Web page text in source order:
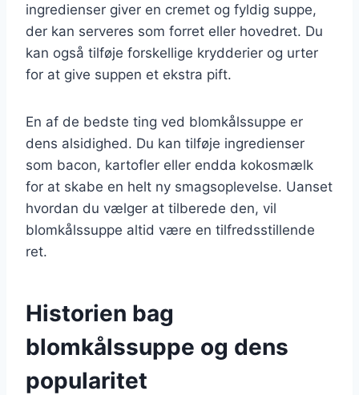
ingredienser giver en cremet og fyldig suppe,
der kan serveres som forret eller hovedret. Du
kan også tilføje forskellige krydderier og urter
for at give suppen et ekstra pift.
En af de bedste ting ved blomkålssuppe er
dens alsidighed. Du kan tilføje ingredienser
som bacon, kartofler eller endda kokosmælk
for at skabe en helt ny smagsoplevelse. Uanset
hvordan du vælger at tilberede den, vil
blomkålssuppe altid være en tilfredsstillende
ret.
Historien bag
blomkålssuppe og dens
popularitet